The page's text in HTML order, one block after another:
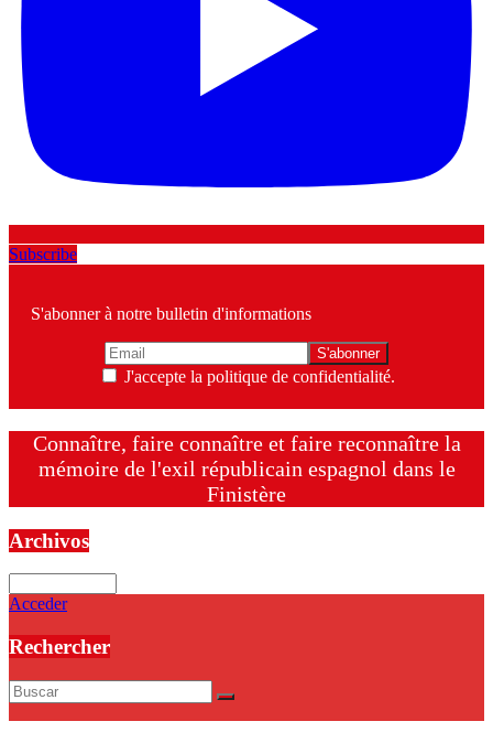
Subscribe
S'abonner à notre bulletin d'informations
J'accepte la politique de confidentialité.
Connaître, faire connaître et faire reconnaître la
mémoire de l'exil républicain espagnol dans le
Finistère
Archivos
Acceder
Rechercher